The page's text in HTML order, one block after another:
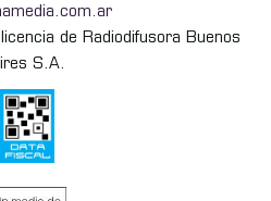
de Radiodifusora Buenos
S.A.